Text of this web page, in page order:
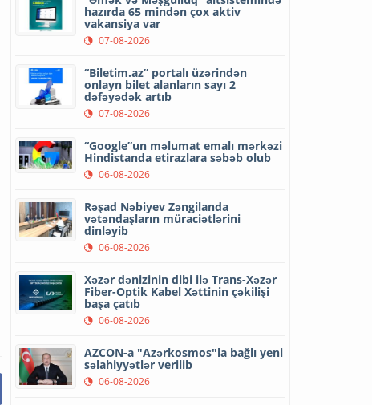
hazırda 65 mindən çox aktiv
vakansiya var
07-08-2026
“Biletim.az” portalı üzərindən
onlayn bilet alanların sayı 2
dəfəyədək artıb
07-08-2026
“Google”un məlumat emalı mərkəzi
Hindistanda etirazlara səbəb olub
06-08-2026
Rəşad Nəbiyev Zəngilanda
vətəndaşların müraciətlərini
dinləyib
06-08-2026
Xəzər dənizinin dibi ilə Trans-Xəzər
Fiber-Optik Kabel Xəttinin çəkilişi
başa çatıb
06-08-2026
AZCON-a "Azərkosmos"la bağlı yeni
səlahiyyətlər verilib
06-08-2026